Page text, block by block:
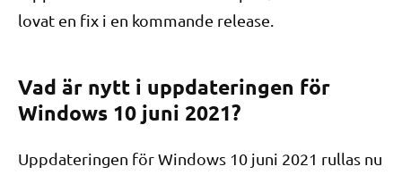
lovat en fix i en kommande release.
Vad är nytt i uppdateringen för
Windows 10 juni 2021?
Uppdateringen för Windows 10 juni 2021 rullas nu